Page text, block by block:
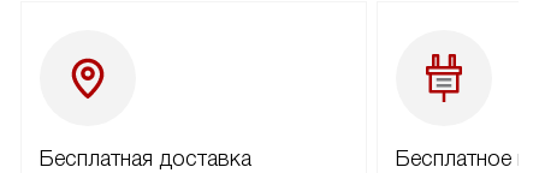
Бесплатная доставка Бесплатное